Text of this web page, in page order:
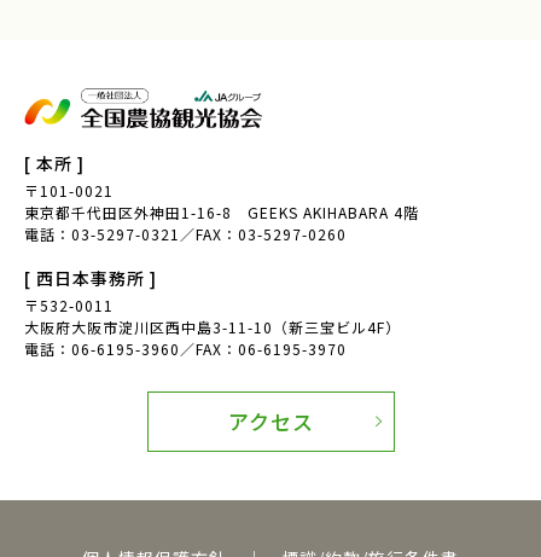
べジポケット
食育探訪
アグリッジプロジェクト 刀根早生柿
奈良県
豆苗栽培 自由研究
田んぼへ行こう 田植え体験
お米の作り方 寺島なす
[ 本所 ]
〒101-0021
東京都千代田区外神田1-16-8 GEEKS AKIHABARA 4階
電話：03-5297-0321／FAX：03-5297-0260
[ 西日本事務所 ]
〒532-0011
大阪府大阪市淀川区西中島3-11-10（新三宝ビル4F）
電話：06-6195-3960／FAX：06-6195-3970
アクセス